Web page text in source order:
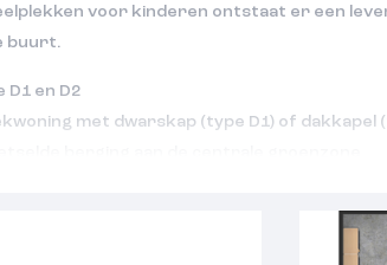
voor kinderen ontstaat er een
buurt.
D1 en D2
met dwarskap (type D1) of dakkapel
aan de voorzijde en een tuingerichte
met de mogelijkheid voor een inloopkast